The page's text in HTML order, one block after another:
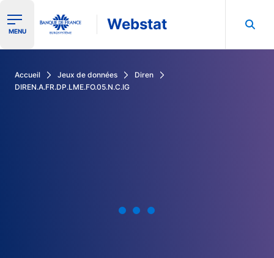
Ouvrir le menu de navigation
MENU Webstat
Accueil Jeux de données
Diren
DIREN.A.FR.DP.LME.FO.05.N.C.IG